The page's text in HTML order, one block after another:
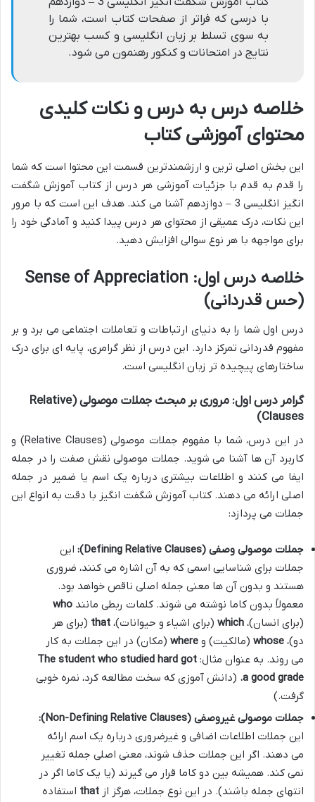
با درسی که فراتر از صفحات کتاب است، شما را
به سوی تسلط بر زبان انگلیسی و کسب بهترین
نتایج در امتحانات و کنکور رهنمون می شود.
خلاصه درس به درس و نکات کلیدی
محتوای آموزشی کتاب
این بخش اصلی ترین و ارزشمندترین قسمت این محتوا است که شما
را قدم به قدم با جزئیات آموزشی هر درس از کتاب آموزش شگفت
انگیز انگلیسی 3 – دوازدهم آشنا می کند. هدف این است که با مرور
این نکات، درک عمیقی از محتوای هر درس پیدا کنید و آمادگی خود را
برای مواجهه با هر نوع سوالی افزایش دهید.
خلاصه درس اول: Sense of Appreciation
(حس قدردانی)
درس اول شما را به دنیای ارتباطات و تعاملات اجتماعی می برد و بر
مفهوم قدردانی تمرکز دارد. این درس از نظر گرامری، پایه ای برای درک
ساختارهای پیچیده تر زبان انگلیسی است.
گرامر درس اول: مروری بر مبحث جملات موصولی (Relative
Clauses)
در این درس، شما با مفهوم جملات موصولی (Relative Clauses) و
کاربرد آن ها آشنا می شوید. جملات موصولی نقش صفت را در جمله
ایفا می کنند و اطلاعات بیشتری درباره یک اسم یا ضمیر در جمله
اصلی ارائه می دهند. کتاب آموزش شگفت انگیز با دقت به انواع این
جملات می پردازد:
جملات موصولی وصفی (Defining Relative Clauses):
این
جملات برای شناسایی اسمی که به آن اشاره می کنند، ضروری
هستند و بدون آن ها معنی جمله اصلی ناقص خواهد بود.
معمولاً بدون کاما نوشته می شوند. کلمات ربطی مانند who
(برای انسان)، which (برای اشیاء و حیوانات)، that (برای هر
دو)، whose (مالکیت) و where (مکان) در این جملات به کار
می روند. به عنوان مثال:
The student who studied hard got
a good grade. (دانش آموزی که سخت مطالعه کرد، نمره خوبی
گرفت.)
جملات موصولی غیروصفی (Non-Defining Relative Clauses):
این جملات اطلاعات اضافی و غیرضروری درباره یک اسم ارائه
می دهند. اگر این جملات حذف شوند، معنی اصلی جمله تغییر
نمی کند. همیشه بین دو کاما قرار می گیرند (یا یک کاما اگر در
انتهای جمله باشند). در این نوع جملات، هرگز از that استفاده